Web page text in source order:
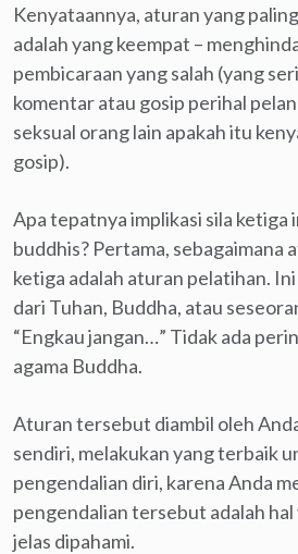
Kenyataannya, aturan yang
adalah yang keempat –
pembicaraan yang salah (yang
komentar atau gosip perihal
seksual orang lain apakah itu
gosip).
Apa tepatnya implikasi sila ketiga
buddhis? Pertama, sebagaimana
ketiga adalah aturan pelatihan.
dari Tuhan, Buddha, atau
“Engkau jangan…” Tidak ada
agama Buddha.
Aturan tersebut diambil oleh
sendiri, melakukan yang terbaik
pengendalian diri, karena Anda
pengendalian tersebut adalah hal
jelas dipahami.